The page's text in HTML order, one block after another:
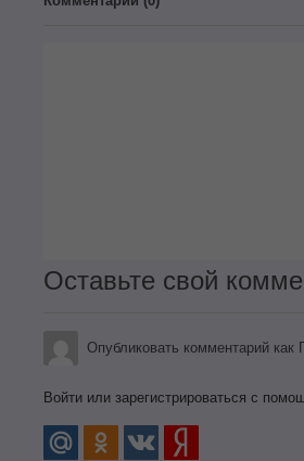
Оставьте свой
Опубликовать комментарий как
Войти или зарегистрироваться с